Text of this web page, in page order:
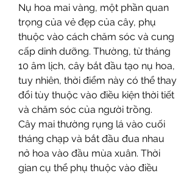
Nụ hoa mai vàng, một phần quan
trọng của vẻ đẹp của cây, phụ
thuộc vào cách chăm sóc và cung
cấp dinh dưỡng. Thường, từ tháng
10 âm lịch, cây bắt đầu tạo nụ hoa,
tuy nhiên, thời điểm này có thể thay
đổi tùy thuộc vào điều kiện thời tiết
và chăm sóc của người trồng.
Cây mai thường rụng lá vào cuối
tháng chạp và bắt đầu đua nhau
nở hoa vào đầu mùa xuân. Thời
gian cụ thể phụ thuộc vào điều